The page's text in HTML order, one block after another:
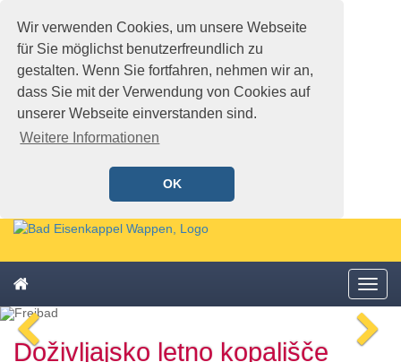
Wir verwenden Cookies, um unsere Webseite
für Sie möglichst benutzerfreundlich zu
gestalten. Wenn Sie fortfahren, nehmen wir an,
dass Sie mit der Verwendung von Cookies auf
unserer Webseite einverstanden sind.
Weitere Informationen
OK
Schnellmenü
Zur
springen,
Accesskey
Zur
Hauptnavigation
springen,
Schnellmenü
zurück
Menü
Bild
Zum
Schnellmenü
Doživljajsko letno kopališče